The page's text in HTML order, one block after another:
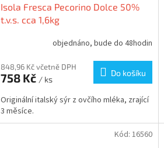
Isola Fresca Pecorino Dolce 50%
t.v.s. cca 1,6kg
objednáno, bude do 48hodin
848,96 Kč včetně DPH
758 Kč / ks
Do košíku
Originální italský sýr z ovčího mléka, zrající
3 měsíce.
Kód: 16560